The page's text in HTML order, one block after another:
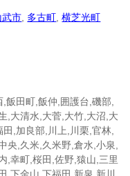
武市 多古町 ,横芝光町
田町,飯仲,囲護台,磯部,
,大清水,大菅,大竹,大沼,大
,加良部,川上,川栗,官林,
央,久米,久米野,倉水,小泉,
,幸町,桜田,佐野,猿山,三里
,下金山,下福田,新泉,新川,